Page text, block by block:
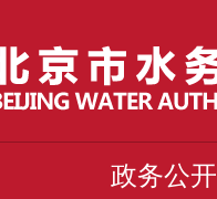
政务公开